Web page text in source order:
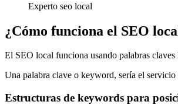
Experto seo local
¿Cómo funciona el SEO
El SEO local funciona usando palabras
Una palabra clave o keyword, sería el
Estructuras de keywords para